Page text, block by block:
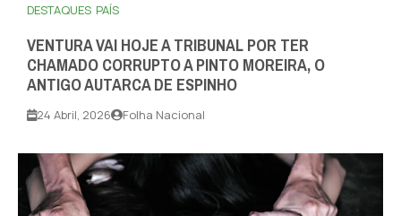
DESTAQUES PAÍS
VENTURA VAI HOJE A TRIBUNAL POR TER
CHAMADO CORRUPTO A PINTO MOREIRA, O
ANTIGO AUTARCA DE ESPINHO
24 Abril, 2026 Folha Nacional